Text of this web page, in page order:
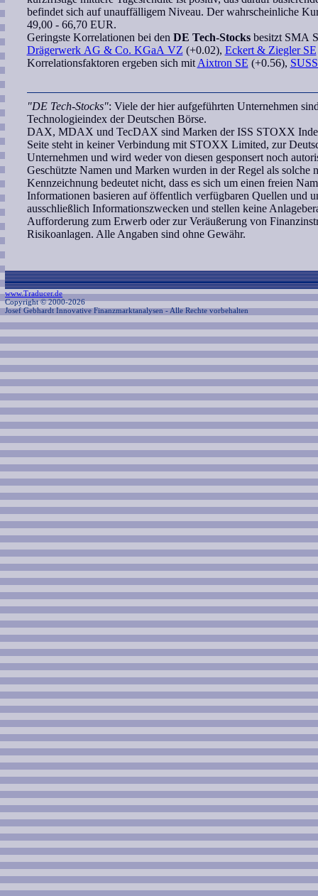
befindet sich auf unauffälligem Niveau. Derwahrscheinliche
49,00 - 66,70 EUR.
Geringste Korrelationen bei den DE Tech-Stocksbesitzt SMA
Drägerwerk AG & Co. KGaA VZ (+0.02), Eckert & Ziegler SE
Korrelationsfaktoren ergeben sich mit Aixtron SE (+0.56),
"DE Tech-Stocks": Viele der hier aufgeführten Unternehmen
Technologieindex der Deutschen Börse.
DAX, MDAX und TecDAX sind Marken der ISS STOXX
Seite steht in keiner Verbindung mit STOXX Limited, zur
Unternehmen und wird weder von diesen gesponsert noch
Geschützte Namen und Marken wurden in der Regel als solche
Kennzeichnung bedeutet nicht, dass es sich um einen freien
Informationen basieren auf öffentlich verfügbaren Quellen und
ausschließlich Informationszwecken und stellen keine
Aufforderung zum Erwerb oder zur Veräußerung von
Risikoanlagen. Alle Angaben sind ohne Gewähr.
www.Traducer.de
Copyright © 2000-2026
Josef Gebhardt Innovative Finanzmarktanalysen - Alle Rechte vorbehalten